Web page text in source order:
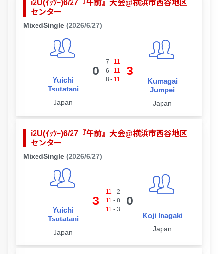
i2U(ｲｯﾂｰ)6/27『午前』大会@横浜市西谷地区
センター
MixedSingle (2026/6/27)
Yuichi
Tsutatani
Japan
0
7 - 11
6 - 11
8 - 11
3
Kumagai
Jumpei
Japan
i2U(ｲｯﾂｰ)6/27『午前』大会@横浜市西谷地区
センター
MixedSingle (2026/6/27)
Yuichi
Tsutatani
Japan
3
11 - 2
11 - 8
11 - 3
0
Koji Inagaki
Japan